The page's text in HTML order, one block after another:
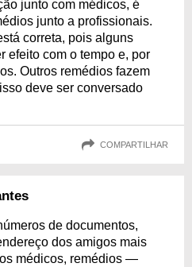
junto com médicos, é
junto a profissionais.
correta, pois alguns
efeito com o tempo e, por
Outros remédios fazem
deve ser conversado
COMPARTILHAR
de documentos,
dos amigos mais
médicos, remédios —